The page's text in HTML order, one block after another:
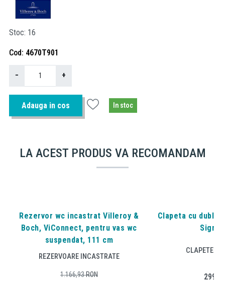
Stoc 16
Cod 4670T901
− +
Adauga in cos In stoc
LA ACEST PRODUS VA RECOMANDAM
Rezervor wc incastrat Villeroy &
Boch, ViConnect, pentru vas wc
suspendat, 111 cm
REZERVOARE INCASTRATE
1.166,93RON
Clapeta cu dubla
CLAPETE